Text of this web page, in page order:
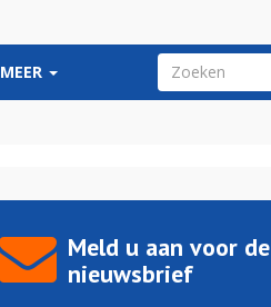
MEER ZOEKVELD
Meld u aan voor de
nieuwsbrief